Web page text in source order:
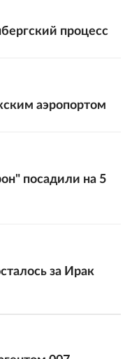
процесс
аэропортом
посадили на 5
за Ирак